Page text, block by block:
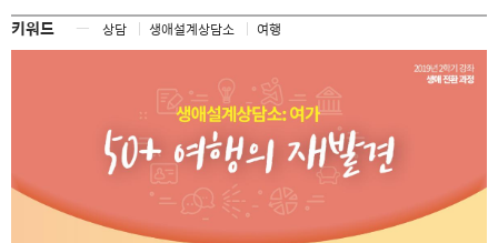
키워드 ㅡ 상담 생애설계상담소 여행